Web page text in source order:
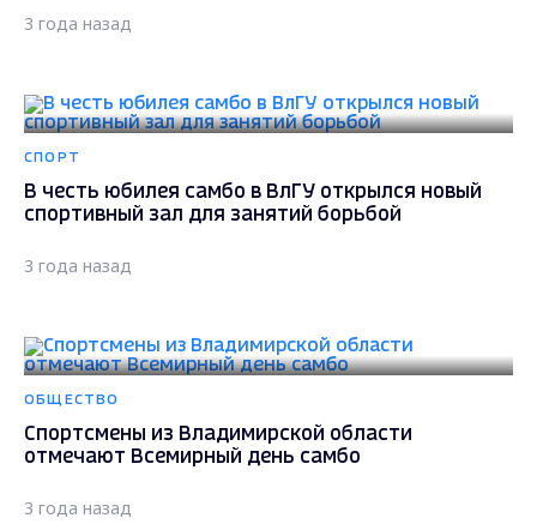
3 года назад
СПОРТ
В честь юбилея самбо в ВлГУ открылся новый
спортивный зал для занятий борьбой
3 года назад
ОБЩЕСТВО
Спортсмены из Владимирской области
отмечают Всемирный день самбо
3 года назад